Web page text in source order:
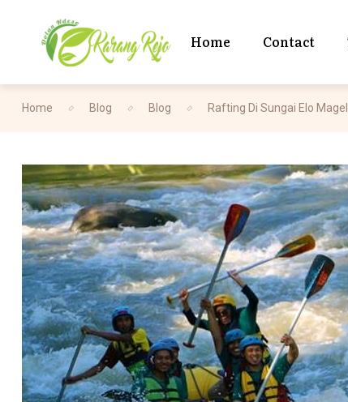
Home Contact
Home Blog Blog Rafting Di Sungai Elo